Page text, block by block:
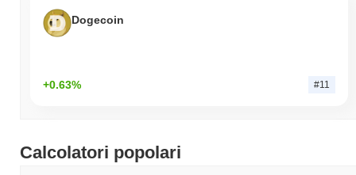
Dogecoin
+0.63% #11
Calcolatori popolari